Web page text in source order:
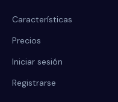
Características
Precios
Iniciar sesión
Registrarse